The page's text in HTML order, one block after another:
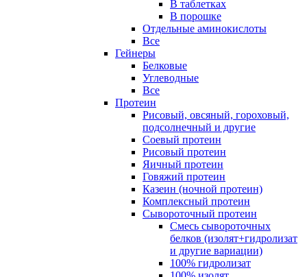
В таблетках
В порошке
Отдельные аминокислоты
Все
Гейнеры
Белковые
Углеводные
Все
Протеин
Рисовый, овсяный, гороховый,
подсолнечный и другие
Соевый протеин
Рисовый протеин
Яичный протеин
Говяжий протеин
Казеин (ночной протеин)
Комплексный протеин
Сывороточный протеин
Смесь сывороточных
белков (изолят+гидролизат
и другие вариации)
100% гидролизат